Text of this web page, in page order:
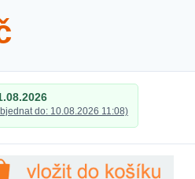
do: 10.08.2026 11:08)